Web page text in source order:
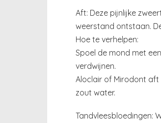
Aft: Deze pijnlijke
weerstand ontstaan.
Hoe te verhelpen:
Spoel de mond met
verdwijnen.
Aloclair of Mirodont aft
zout water.
Tandvleesbloedingen: